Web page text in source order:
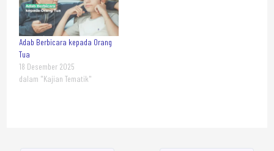
Adab Berbicara kepada Orang
Tua
18 Desember 2025
dalam "Kajian Tematik"